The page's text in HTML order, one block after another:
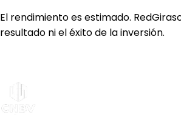
El rendimiento es estimado.
resultado ni el éxito de la inversión.